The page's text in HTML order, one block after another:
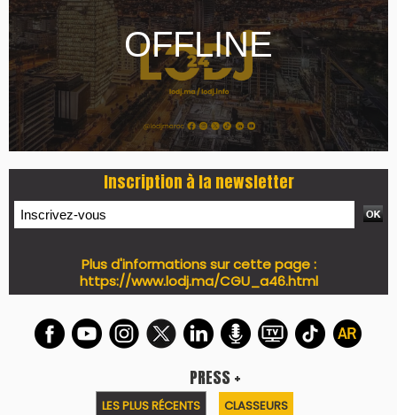
Inscription à la newsletter
Plus d'informations sur cette page :
https://www.lodj.ma/CGU_a46.html
PRESS +
LES PLUS RÉCENTS CLASSEURS